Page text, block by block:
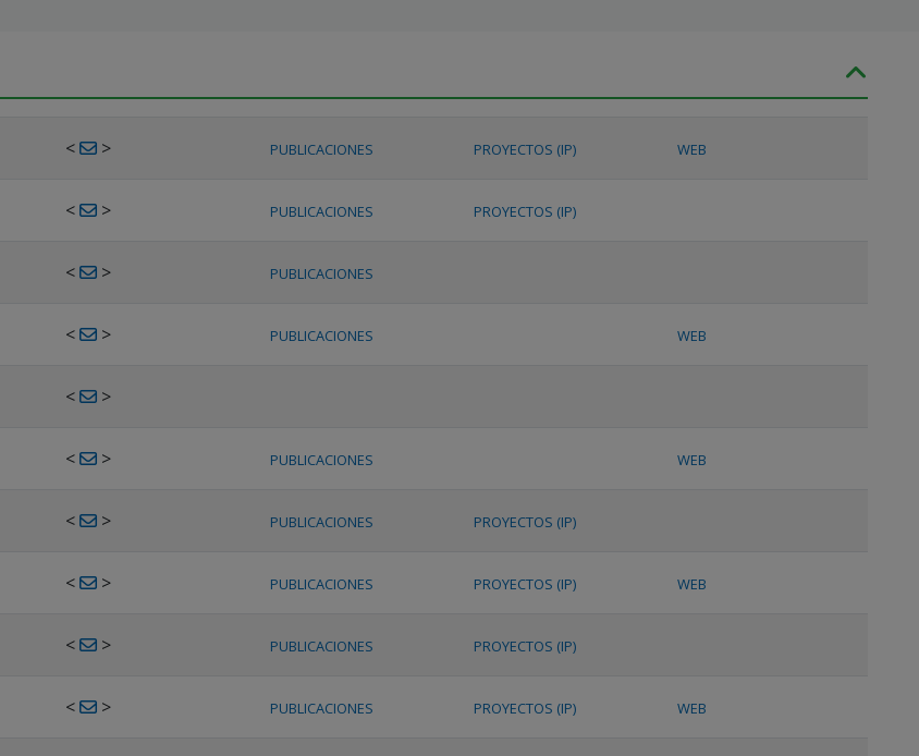
< > PUBLICACIONES PROYECTOS (IP) WEB
< > PUBLICACIONES PROYECTOS (IP)
< > PUBLICACIONES
< > PUBLICACIONES WEB
< >
< > PUBLICACIONES WEB
< > PUBLICACIONES PROYECTOS (IP)
< > PUBLICACIONES PROYECTOS (IP) WEB
< > PUBLICACIONES PROYECTOS (IP)
< > PUBLICACIONES PROYECTOS (IP) WEB